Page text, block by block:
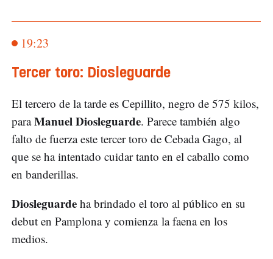
19:23
Tercer toro: Diosleguarde
El tercero de la tarde es Cepillito, negro de 575 kilos,
paraManuel Diosleguarde. Parece también algo
falto de fuerza este tercer toro de Cebada Gago, al
que se ha intentado cuidar tanto en el caballo como
en banderillas.
Diosleguarde ha brindado el toro al público en su
debut en Pamplona y comienza la faena en los
medios.